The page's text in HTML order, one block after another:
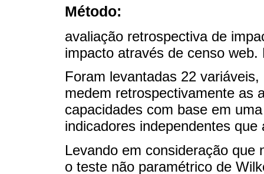
Método:
avaliação retrospectiva de
impacto através de censo
Foram levantadas 22
medem retrospectivamente as
capacidades com base em
indicadores independentes
Levando em consideração que
o teste não paramétrico de